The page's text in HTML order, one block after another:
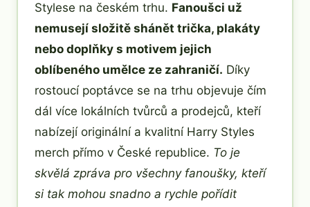
Stylese na českém trhu. Fanoušci už
nemusejí složitě shánět trička, plakáty
nebo doplňky s motivem jejich
oblíbeného umělce ze zahraničí. Díky
rostoucí poptávce se na trhu objevuje čím
dál více lokálních tvůrců a prodejců, kteří
nabízejí originální a kvalitní Harry Styles
merch přímo v České republice. To je
skvělá zpráva pro všechny fanoušky, kteří
si tak mohou snadno a rychle pořídit